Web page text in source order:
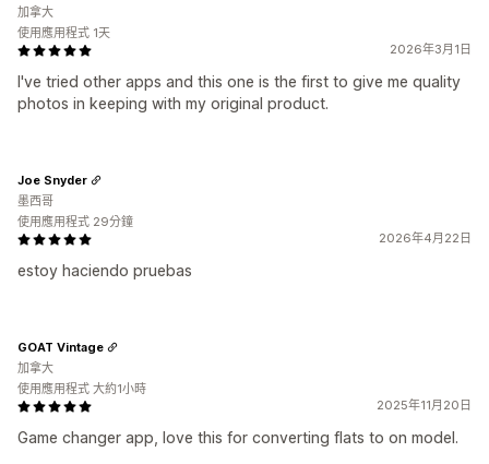
2026年3月1日
I've tried other apps and this one is the first to give me quality
photos in keeping with my original product.
加拿大
使用應用程式 1天
2026年4月22日
estoy haciendo pruebas
Joe Snyder
墨西哥
使用應用程式 29分鐘
2025年11月20日
Game changer app, love this for converting flats to on model.
GOAT Vintage
加拿大
使用應用程式 大約1小時